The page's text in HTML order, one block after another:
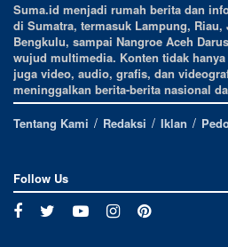
Suma.id menjadi rumah berita dan
di Sumatra, termasuk Lampung,
Bengkulu, sampai Nangroe Aceh
wujud multimedia. Konten tidak
juga video, audio, grafis, dan
meninggalkan berita-berita nasional
Tentang Kami
Redaksi Iklan
Follow Us